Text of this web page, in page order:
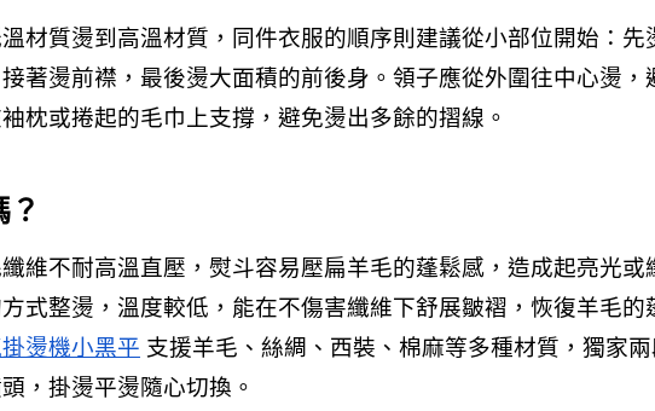
材質燙到高溫材質，同件衣服的順序則建議從小部位開始：先
著燙前襟，最後燙大面積的前後身。領子應從外圍往中心燙，
枕或捲起的毛巾上支撐，避免燙出多餘的摺線。
維不耐高溫直壓，熨斗容易壓扁羊毛的蓬鬆感，造成起亮光或
式整燙，溫度較低，能在不傷害纖維下舒展皺褶，恢復羊毛的
燙機小黑平 支援羊毛、絲綢、西裝、棉麻等多種材質，獨家兩
，掛燙平燙隨心切換。